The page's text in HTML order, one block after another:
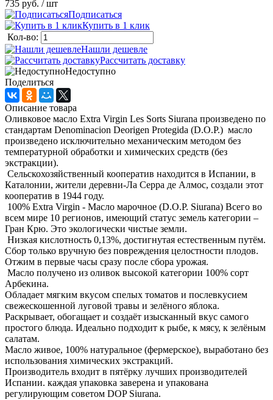
735 руб. / шт
Подписаться
Купить в 1 клик
Кол-во:
Нашли дешевле
Рассчитать доставку
Недоступно
Поделиться
Описание товара
Оливковое масло Extra Virgin Les Sorts Siurana произведено по
стандартам Denominacion Deorigen Protegida (D.O.P.) масло
произведено исключительно механическим методом без
температурной обработки и химических средств (без
экстракции).
Сельскохозяйственный кооператив находится в Испании, в
Каталонии, жители деревни-Ла Серра де Алмос, создали этот
кооператив в 1944 году.
100% Extra Virgin - Масло марочное (D.O.P. Siurana) Всего во
всем мире 10 регионов, имеющий статус земель категории –
Гран Крю. Это экологически чистые земли.
Низкая кислотность 0,13%, достигнутая естественным путём.
Сбор только вручную без повреждения целостности плодов.
Отжим в первые часы сразу после сбора урожая.
Масло получено из оливок высокой категории 100% сорт
Арбекина.
Обладает мягким вкусом спелых томатов и послевкусием
свежескошенной луговой травы и зелёного яблока.
Раскрывает, обогащает и создаёт изысканный вкус самого
простого блюда. Идеально подходит к рыбе, к мясу, к зелёным
салатам.
Масло живое, 100% натуральное (фермерское), выработано без
использования химических экстракций.
Производитель входит в пятёрку лучших производителей
Испании. каждая упаковка заверена и упакована
регулирующим советом DOP Siurana.